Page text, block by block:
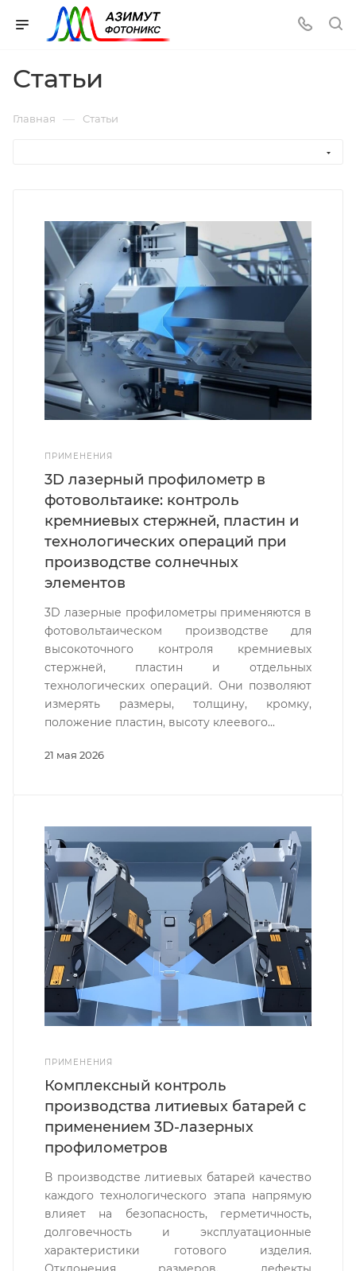
Статьи
Главная — Статьи
ПРИМЕНЕНИЯ
21 мая 2026
3D лазерный профилометр в
фотовольтаике: контроль
кремниевых стержней, пластин и
технологических операций при
производстве солнечных
элементов
3D лазерные профилометры применяются в
фотовольтаическом производстве для
высокоточного контроля кремниевых
стержней, пластин и отдельных
технологических операций. Они позволяют
измерять размеры, толщину, кромку,
положение пластин, высоту клеевого...
ПРИМЕНЕНИЯ
Комплексный контроль
производства литиевых батарей с
применением 3D-лазерных
профилометров
В производстве литиевых батарей качество
каждого технологического этапа напрямую
влияет на безопасность, герметичность,
долговечность и эксплуатационные
характеристики готового изделия.